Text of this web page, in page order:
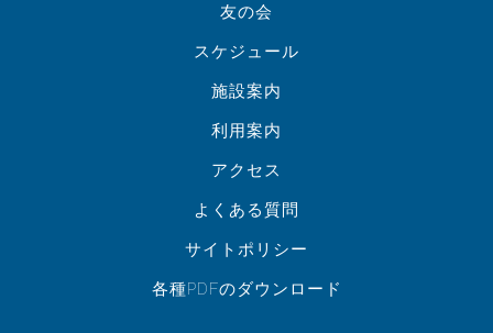
友の会
スケジュール
施設案内
利用案内
アクセス
よくある質問
サイトポリシー
各種PDFのダウンロード